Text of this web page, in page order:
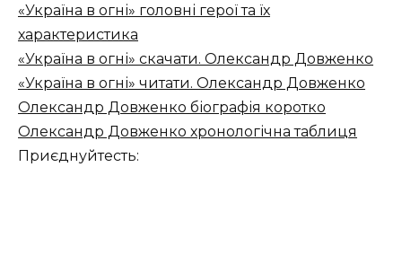
«Україна в огні» головні герої та їх
характеристика
«Україна в огні» скачати. Олександр Довженко
«Україна в огні» читати. Олександр Довженко
Олександр Довженко біографія коротко
Олександр Довженко хронологічна таблиця
Приєднуйтесть: